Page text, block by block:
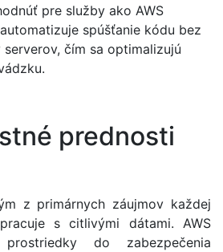
pre služby ako AWS
spúšťanie kódu bez
čím sa optimalizujú
prednosti
z primárnych záujmov každej
s citlivými dátami. AWS
do zabezpečenia